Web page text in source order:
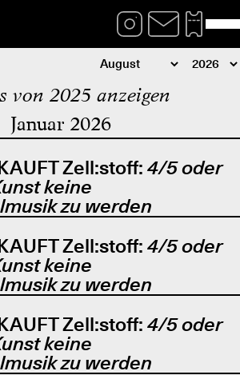
von 2025 anzeigen
Januar 2026
Zell:stoff: 4/5 oder
keine
zu werden
Zell:stoff: 4/5 oder
keine
zu werden
Zell:stoff: 4/5 oder
keine
zu werden